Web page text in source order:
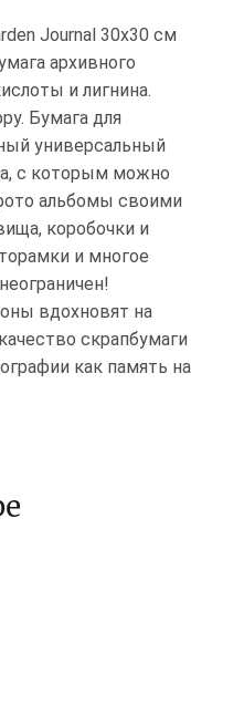
Journal 30х30 см
архивного
и лигнина.
Бумага для
универсальный
с которым можно
альбомы своими
коробочки и
и многое
вдохновят на
скрапбумаги
как память на